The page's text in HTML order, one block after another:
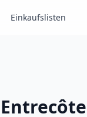
Einkaufslisten